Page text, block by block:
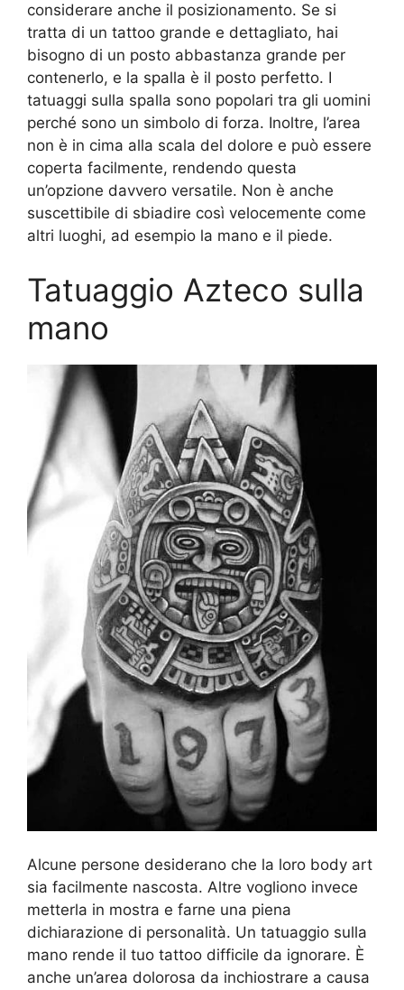
considerare anche il posizionamento. Se si
tratta di un tattoo grande e dettagliato, hai
bisogno di un posto abbastanza grande per
contenerlo, e la spalla è il posto perfetto. I
tatuaggi sulla spalla sono popolari tra gli uomini
perché sono un simbolo di forza. Inoltre, l’area
non è in cima alla scala del dolore e può essere
coperta facilmente, rendendo questa
un’opzione davvero versatile. Non è anche
suscettibile di sbiadire così velocemente come
altri luoghi, ad esempio la mano e il piede.
Tatuaggio Azteco sulla
mano
Alcune persone desiderano che la loro body art
sia facilmente nascosta. Altre vogliono invece
metterla in mostra e farne una piena
dichiarazione di personalità. Un tatuaggio sulla
mano rende il tuo tattoo difficile da ignorare. È
anche un’area dolorosa da inchiostrare a causa